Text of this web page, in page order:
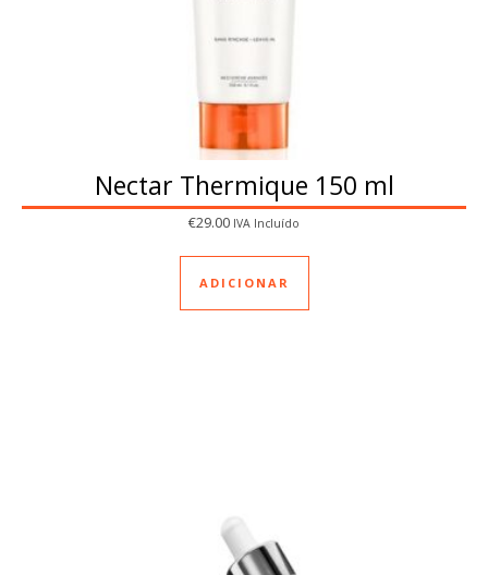
Nectar Thermique 150 ml
€29.00 IVA Incluído
ADICIONAR